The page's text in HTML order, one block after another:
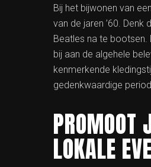
Bij het bijwonen van
van de jaren ’60.
Beatles na te bootsen.
bij aan de algehele
kenmerkende
gedenkwaardige
PROMOOT
LOKALE